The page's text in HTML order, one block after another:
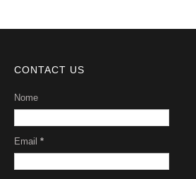
CONTACT US
Nome
Email *